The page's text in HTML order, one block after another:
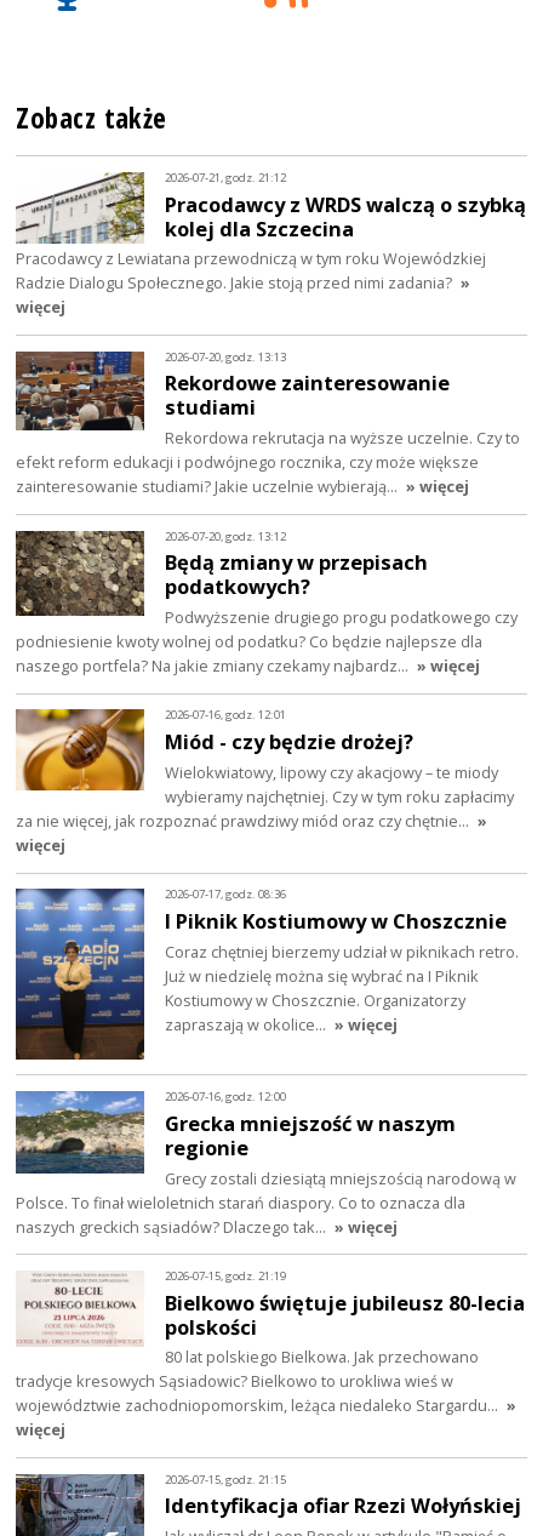
Zobacz także
2026-07-21, godz. 21:12
Pracodawcy z WRDS walczą o szybką
kolej dla Szczecina
Pracodawcy z Lewiatana przewodniczą w tym roku Wojewódzkiej
Radzie Dialogu Społecznego. Jakie stoją przed nimi zadania? »
więcej
2026-07-20, godz. 13:13
Rekordowe zainteresowanie
studiami
Rekordowa rekrutacja na wyższe uczelnie. Czy to
efekt reform edukacji i podwójnego rocznika, czy może większe
zainteresowanie studiami? Jakie uczelnie wybierają… » więcej
2026-07-20, godz. 13:12
Będą zmiany w przepisach
podatkowych?
Podwyższenie drugiego progu podatkowego czy
podniesienie kwoty wolnej od podatku? Co będzie najlepsze dla
naszego portfela? Na jakie zmiany czekamy najbardz… » więcej
2026-07-16, godz. 12:01
Miód - czy będzie drożej?
Wielokwiatowy, lipowy czy akacjowy – te miody
wybieramy najchętniej. Czy w tym roku zapłacimy
za nie więcej, jak rozpoznać prawdziwy miód oraz czy chętnie… »
więcej
2026-07-17, godz. 08:36
I Piknik Kostiumowy w Choszcznie
Coraz chętniej bierzemy udział w piknikach retro.
Już w niedzielę można się wybrać na I Piknik
Kostiumowy w Choszcznie. Organizatorzy
zapraszają w okolice… » więcej
2026-07-16, godz. 12:00
Grecka mniejszość w naszym
regionie
Grecy zostali dziesiątą mniejszością narodową w
Polsce. To finał wieloletnich starań diaspory. Co to oznacza dla
naszych greckich sąsiadów? Dlaczego tak… » więcej
2026-07-15, godz. 21:19
Bielkowo świętuje jubileusz 80-lecia
polskości
80 lat polskiego Bielkowa. Jak przechowano
tradycje kresowych Sąsiadowic? Bielkowo to urokliwa wieś w
województwie zachodniopomorskim, leżąca niedaleko Stargardu… »
więcej
2026-07-15, godz. 21:15
Identyfikacja ofiar Rzezi Wołyńskiej